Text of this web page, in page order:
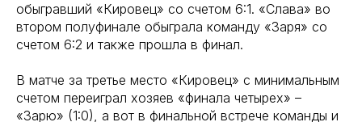
обыгравший «Кировец» со счетом 6:1. «Слава» во
втором полуфинале обыграла команду «Заря» со
счетом 6:2 и также прошла в финал.
В матче за третье место «Кировец» с минимальным
счетом переиграл хозяев «финала четырех» –
«Зарю» (1:0), а вот в финальной встрече команды и